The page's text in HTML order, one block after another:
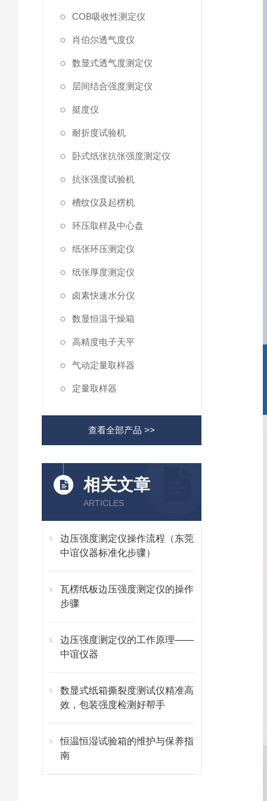
COB吸收性测定仪
肖伯尔透气度仪
数显式透气度测定仪
层间结合强度测定仪
挺度仪
耐折度试验机
卧式纸张抗张强度测定仪
抗张强度试验机
槽纹仪及起楞机
环压取样及中心盘
纸张环压测定仪
纸张厚度测定仪
卤素快速水分仪
数显恒温干燥箱
高精度电子天平
气动定量取样器
定量取样器
查看全部产品 >>
相关文章
ARTICLES
边压强度测定仪操作流程（东莞
中谊仪器标准化步骤）
瓦楞纸板边压强度测定仪的操作
步骤
边压强度测定仪的工作原理——
中谊仪器
数显式纸箱撕裂度测试仪精准高
效，包装强度检测好帮手
恒温恒湿试验箱的维护与保养指
南